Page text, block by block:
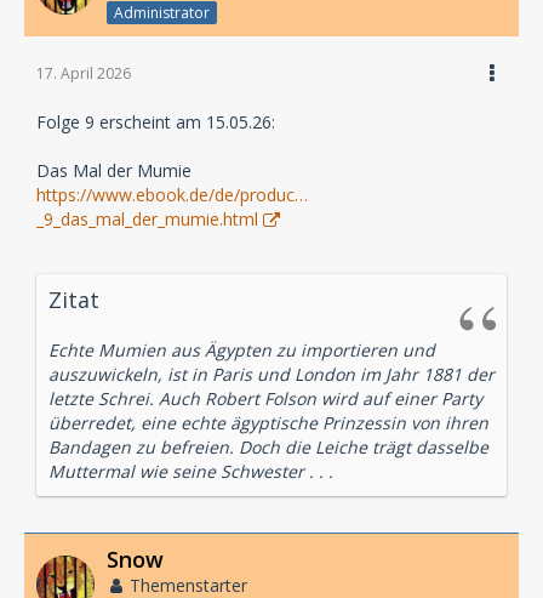
Administrator
17. April 2026
Folge 9 erscheint am 15.05.26:
Das Mal der Mumie
https://www.ebook.de/de/produc…
_9_das_mal_der_mumie.html
Zitat
Echte Mumien aus Ägypten zu importieren und
auszuwickeln, ist in Paris und London im Jahr 1881 der
letzte Schrei. Auch Robert Folson wird auf einer Party
überredet, eine echte ägyptische Prinzessin von ihren
Bandagen zu befreien. Doch die Leiche trägt dasselbe
Muttermal wie seine Schwester . . .
Snow
Themenstarter